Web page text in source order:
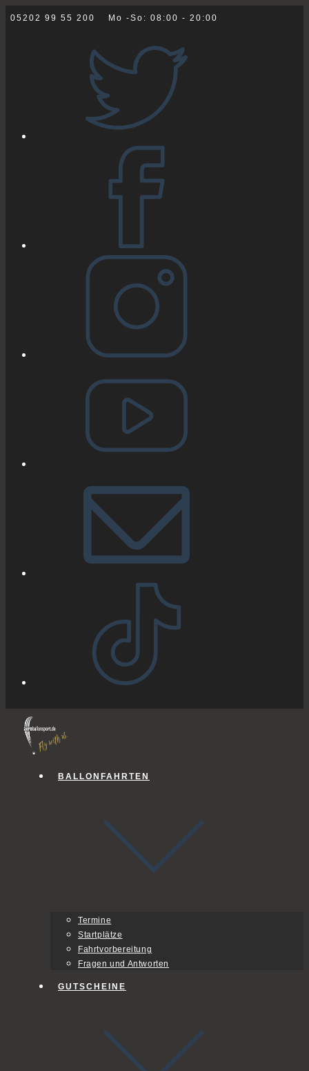
Zum
05202 99 55 200 Mo -So: 08:00 - 20:00
BALLONFAHRTEN
Termine
Startplätze
Fahrtvorbereitung
Fragen und Antworten
GUTSCHEINE